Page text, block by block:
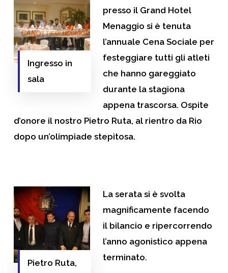
Ingresso in
sala
presso il Grand Hotel
Menaggio si è tenuta
l’annuale Cena Sociale per
festeggiare tutti gli atleti
che hanno gareggiato
durante la stagiona
appena trascorsa. Ospite
d’onore il nostro Pietro Ruta, al rientro da Rio
dopo un’olimpiade stepitosa.
Pietro Ruta,
La serata si è svolta
magnificamente facendo
il bilancio e ripercorrendo
l’anno agonistico appena
terminato.